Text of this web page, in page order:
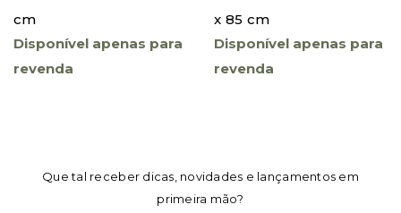
cm
Disponível apenas para
revenda
x 85 cm
Disponível apenas para
revenda
Que tal receber dicas, novidades e lançamentos em
primeira mão?